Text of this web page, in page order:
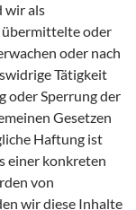
wir als
oder
oder nach
Tätigkeit
oder Sperrung der
Gesetzen
Haftung ist
einer konkreten
von
wir diese Inhalte